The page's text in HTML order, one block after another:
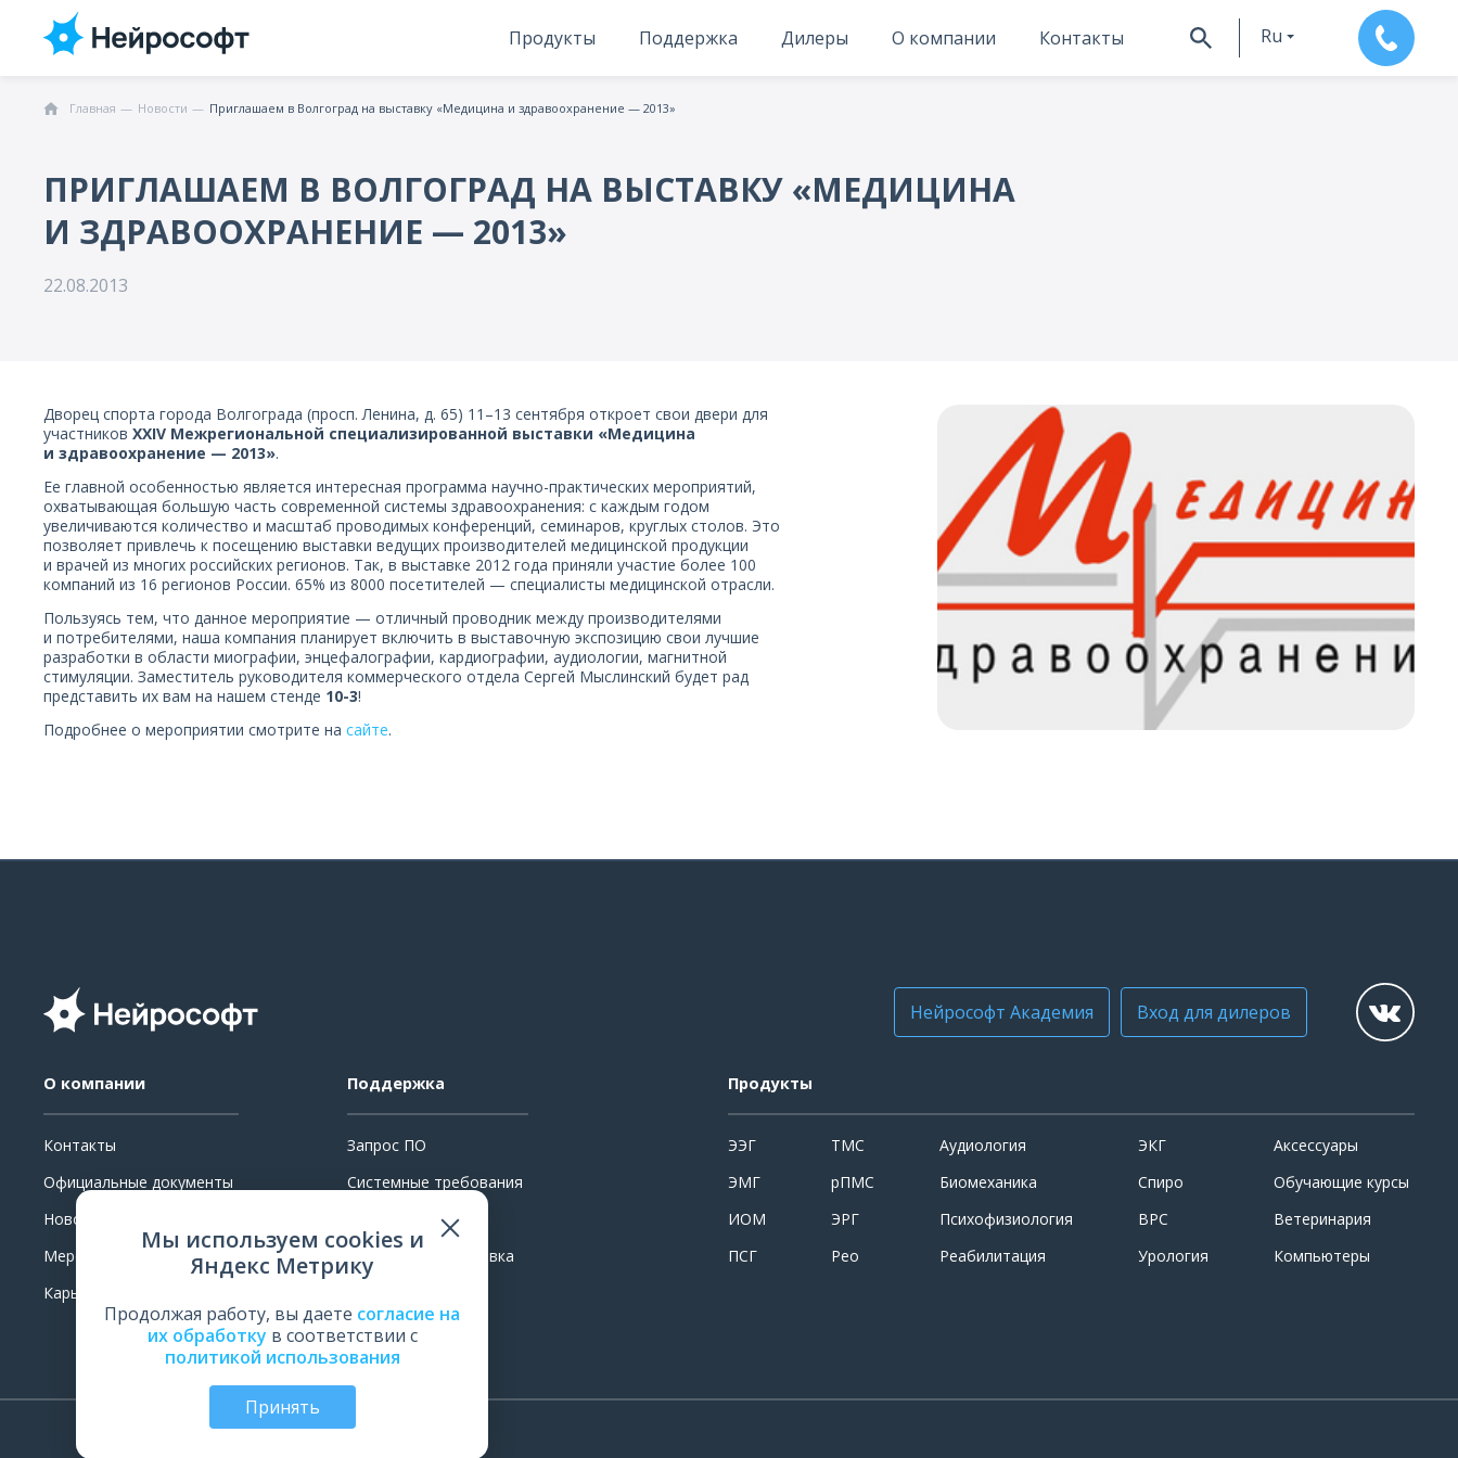
Продукты Поддержка Дилеры О компании Контакты Ru
Главная Новости Приглашаем в Волгоград на выставку «Медицина и здравоохранение — 2013»
ПРИГЛАШАЕМ В ВОЛГОГРАД НА ВЫСТАВКУ «МЕДИЦИНА
И ЗДРАВООХРАНЕНИЕ — 2013»
22.08.2013
Дворец спорта города Волгограда (просп. Ленина, д. 65) 11–13 сентября откроет свои двери для
участников XXIV Межрегиональной специализированной выставки «Медицина
и здравоохранение — 2013».
Ее главной особенностью является интересная программа научно-практических мероприятий,
охватывающая большую часть современной системы здравоохранения: с каждым годом
увеличиваются количество и масштаб проводимых конференций, семинаров, круглых столов. Это
позволяет привлечь к посещению выставки ведущих производителей медицинской продукции
и врачей из многих российских регионов. Так, в выставке 2012 года приняли участие более 100
компаний из 16 регионов России. 65% из 8000 посетителей — специалисты медицинской отрасли.
Пользуясь тем, что данное мероприятие — отличный проводник между производителями
и потребителями, наша компания планирует включить в выставочную экспозицию свои лучшие
разработки в области миографии, энцефалографии, кардиографии, аудиологии, магнитной
стимуляции. Заместитель руководителя коммерческого отдела Сергей Мыслинский будет рад
представить их вам на нашем стенде 10-3!
Подробнее о мероприятии смотрите на сайте.
Нейрософт Академия Вход для дилеров
О компании
Контакты
Официальные документы
Новости
Мероприятия
Карьера
Поддержка
Запрос ПО
Системные требования
Поверка и калибровка
Оценить работу
Продукты
ЭЭГ
ЭМГ
ИОМ
ПСГ
ТМС
рПМС
ЭРГ
Рео
Аудиология
Биомеханика
Психофизиология
Реабилитация
ЭКГ
Спиро
ВРС
Урология
Аксессуары
Обучающие курсы
Ветеринария
Компьютеры
Мы используем cookies и
Яндекс Метрику
Продолжая работу, вы даете согласие на
их обработку в соответствии с
политикой использования
Принять